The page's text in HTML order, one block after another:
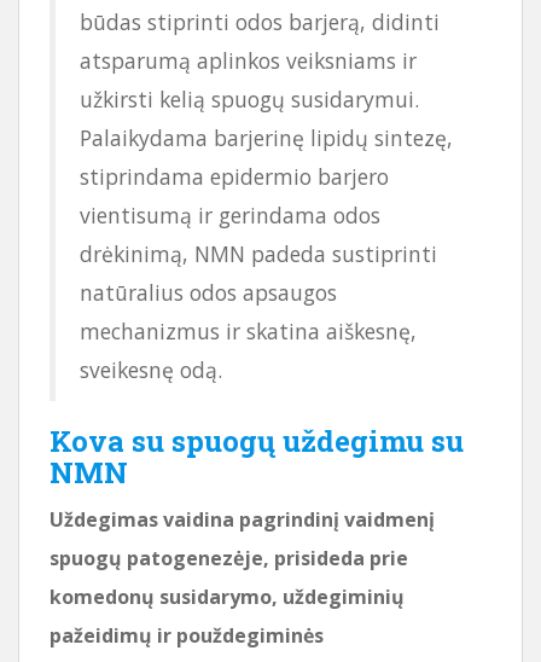
būdas stiprinti odos barjerą, didinti
atsparumą aplinkos veiksniams ir
užkirsti kelią spuogų susidarymui.
Palaikydama barjerinę lipidų sintezę,
stiprindama epidermio barjero
vientisumą ir gerindama odos
drėkinimą, NMN padeda sustiprinti
natūralius odos apsaugos
mechanizmus ir skatina aiškesnę,
sveikesnę odą.
Kova su spuogų uždegimu su
NMN
Uždegimas vaidina pagrindinį vaidmenį
spuogų patogenezėje, prisideda prie
komedonų susidarymo, uždegiminių
pažeidimų ir použdegiminės